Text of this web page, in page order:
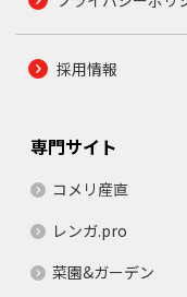
採用情報
専門サイト
コメリ産直
レンガ.pro
菜園&ガーデン